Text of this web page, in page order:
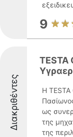
9
Διακριθέντες
TESTA
Η
ως
της
της